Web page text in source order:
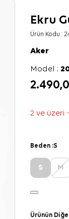
Ekru
Ürün Kodu :
Aker
Model :
2 ve üzeri
Beden :S
S M
Ürünün